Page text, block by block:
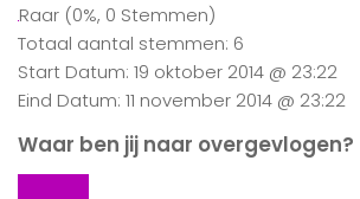
Raar (0%, 0 Stemmen)
Totaal aantal stemmen: 6
Start Datum: 19 oktober 2014 @ 23:22
Eind Datum: 11 november 2014 @ 23:22
Waar ben jij naar overgevlogen?